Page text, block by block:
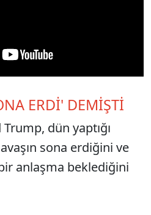
ERDİ' DEMİŞTİ
dün yaptığı
sona erdiğini ve
anlaşma beklediğini